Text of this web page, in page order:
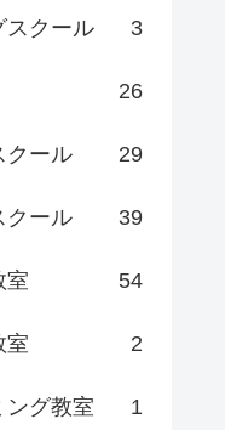
スクール 3
26
クール 29
クール 39
室 54
室 2
ング教室 1